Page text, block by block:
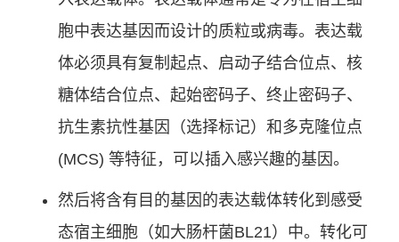
胞中表达基因而设计的质粒或病毒。表达载
体必须具有复制起点、启动子结合位点、核
糖体结合位点、起始密码子、终止密码子、
抗生素抗性基因（选择标记）和多克隆位点
(MCS) 等特征，可以插入感兴趣的基因。
然后将含有目的基因的表达载体转化到感受
态宿主细胞（如大肠杆菌BL21）中。转化可